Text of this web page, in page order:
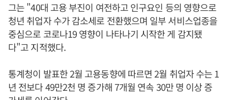
그는 "40대 고용 부진이 여전하고 인구요인 등의 영향으로
청년 취업자 수가 감소세로 전환했으며 일부 서비스업종을
중심으로 코로나19 영향이 나타나기 시작한 게 감지됐
다"고 지적했다.
통계청이 발표한 2월 고용동향에 따르면 2월 취업자 수는 1
년 전보다 49만2천 명 증가해 7개월 연속 30만 명 이상 증